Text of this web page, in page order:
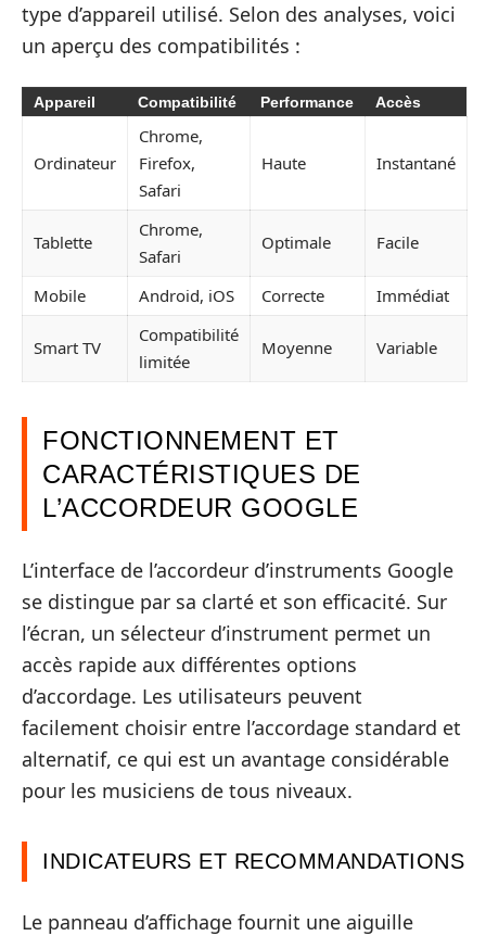
type d’appareil utilisé. Selon des analyses, voici
un aperçu des compatibilités :
Appareil Compatibilité Performance Accès
Ordinateur
Chrome,
Firefox,
Safari
Haute Instantané
Tablette
Chrome,
Safari
Optimale Facile
Mobile Android, iOS Correcte Immédiat
Smart TV
Compatibilité
limitée
Moyenne Variable
FONCTIONNEMENT ET
CARACTÉRISTIQUES DE
L’ACCORDEUR GOOGLE
L’interface de l’accordeur d’instruments Google
se distingue par sa clarté et son efficacité. Sur
l’écran, un sélecteur d’instrument permet un
accès rapide aux différentes options
d’accordage. Les utilisateurs peuvent
facilement choisir entre l’accordage standard et
alternatif, ce qui est un avantage considérable
pour les musiciens de tous niveaux.
INDICATEURS ET RECOMMANDATIONS
Le panneau d’affichage fournit une aiguille